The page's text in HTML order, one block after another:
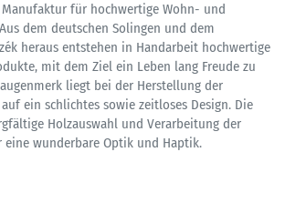
Manufaktur für hochwertige Wohn- und
dem deutschen Solingen und dem
heraus entstehen in Handarbeit hochwertige
mit dem Ziel ein Leben lang Freude zu
liegt bei der Herstellung der
ein schlichtes sowie zeitloses Design. Die
Holzauswahl und Verarbeitung der
eine wunderbare Optik und Haptik.